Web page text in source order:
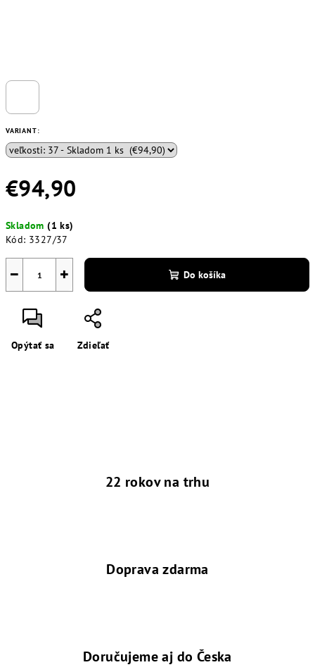
VARIANT:
€94,90
cena:
Skladom(1 ks)
Kód: 3327/37
+
− Do košíka
Opýtať sa Zdieľať
22 rokov na trhu
Doprava zdarma
Doručujeme aj do Česka